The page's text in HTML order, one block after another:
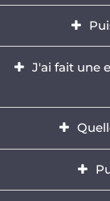
J'ai fait une
heures qui suit
livraison
rapidement
72h (hors
livraison sont